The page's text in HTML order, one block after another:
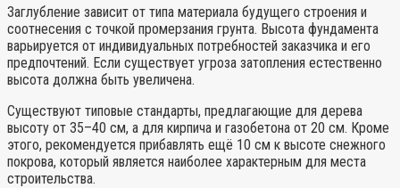
Заглубление зависит от типа материала будущего строения и
соотнесения с точкой промерзания грунта. Высота фундамента
варьируется от индивидуальных потребностей заказчика и его
предпочтений. Если существует угроза затопления естественно
высота должна быть увеличена.
Существуют типовые стандарты, предлагающие для дерева
высоту от 35–40 см, а для кирпича и газобетона от 20 см. Кроме
этого, рекомендуется прибавлять ещё 10 см к высоте снежного
покрова, который является наиболее характерным для места
строительства.